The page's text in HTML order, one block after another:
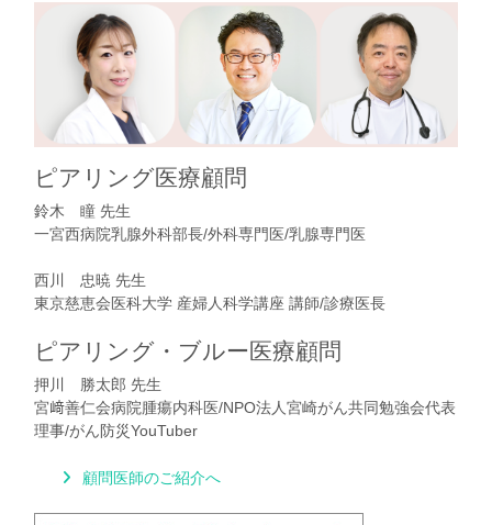
ピアリング医療顧問
鈴木 瞳 先生
一宮西病院乳腺外科部長/外科専門医/乳腺専門医
西川 忠暁 先生
東京慈恵会医科大学 産婦人科学講座 講師/診療医長
ピアリング・ブルー医療顧問
押川 勝太郎 先生
宮﨑善仁会病院腫瘍内科医/NPO法人宮崎がん共同勉強会代表
理事/がん防災YouTuber
顧問医師のご紹介へ